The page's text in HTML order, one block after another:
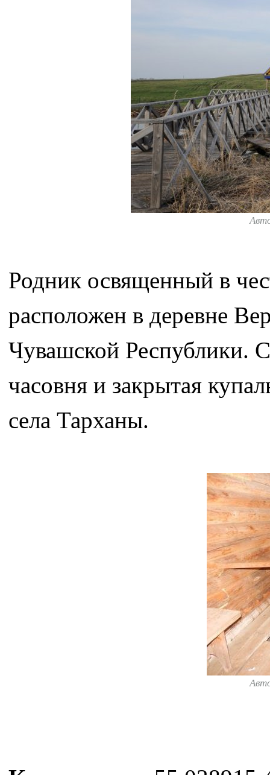
Родник освященный в
расположен в деревне
Чувашской Республики.
часовня и закрытая
села Тарханы.